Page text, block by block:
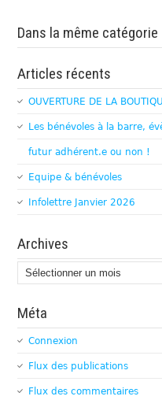
Dans la même catégorie
Articles récents
OUVERTURE DE LA
Les bénévoles à la barre,
futur adhérent.e ou non !
Equipe & bénévoles
Infolettre Janvier 2026
Archives
Archives
Méta
Connexion
Flux des publications
Flux des commentaires